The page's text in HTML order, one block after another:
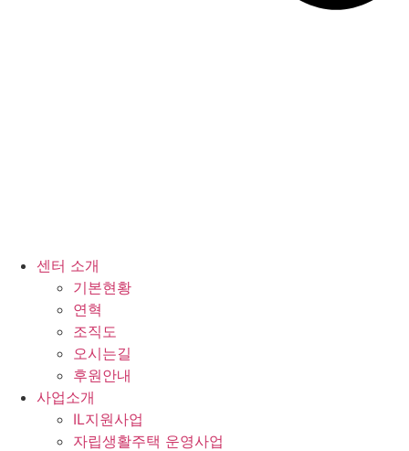
센터 소개
기본현황
연혁
조직도
오시는길
후원안내
사업소개
IL지원사업
자립생활주택 운영사업